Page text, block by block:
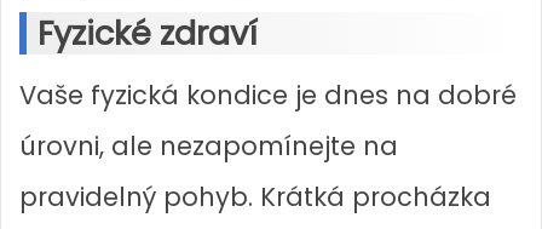
Fyzické zdraví
Vaše fyzická kondice je dnes na dobré
úrovni, ale nezapomínejte na
pravidelný pohyb. Krátká procházka